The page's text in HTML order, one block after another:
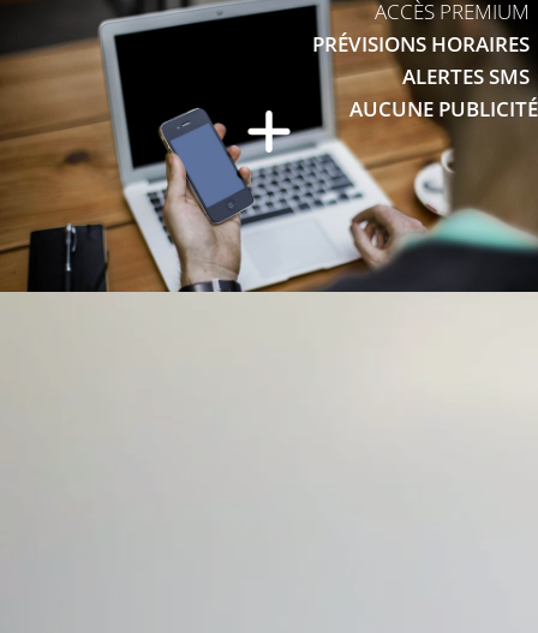
ACCÈS PREMIUM
PRÉVISIONS HORAIRES
ALERTES SMS
AUCUNE PUBLICITÉ